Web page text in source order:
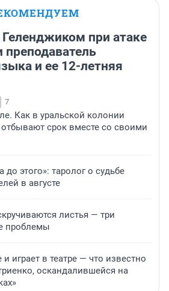
при атаке
и ее 12-летняя
7
Как в уральской колонии
срок вместе со своими
до этого»: таролог о судьбе
в августе
листья — три
проблемы
играет в театре — что известно
оскандалившейся на